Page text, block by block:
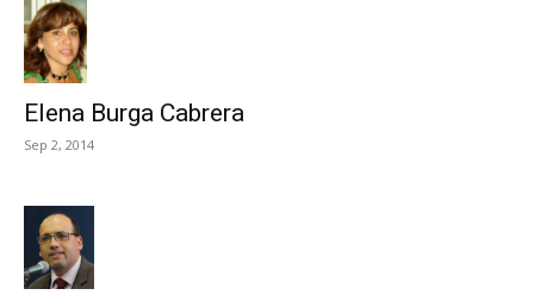
Elena Burga Cabrera
Sep 2, 2014